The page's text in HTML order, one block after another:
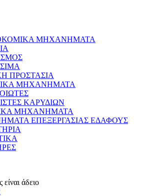
ΜΗΧΑΝΗΜΑΤΑ
ΠΡΟΣΤΑΣΙΑ
ΜΗΧΑΝΗΜΑΤΑ
ΚΑΡΥΔΙΩΝ
ΜΗΧΑΝΗΜΑΤΑ
ΕΠΕΞΕΡΓΑΣΙΑΣ ΕΔΑΦΟΥΣ
άδειο